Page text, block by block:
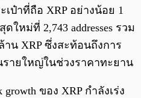
เป๋าที่ถือ XRP อย่างน้อย 1
หม่ที่ 2,743 addresses รวม
น XRP ซึ่งสะท้อนถึงการ
ายใหญ่ในช่วงราคาทะยาน
ของ XRP กำลังเร่ง